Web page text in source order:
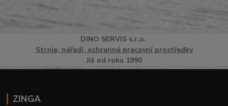
DINO SERVISs.r.o.
Stroje, nářadí, ochranné pracovní prostředky
Již od roku 1990
ZINGA